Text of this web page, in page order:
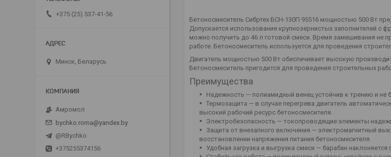
Бетоносмеситель Сибртех БСН-130П 95516 мощностью 500 Вт
Допускается использование крупнозернистых заполнителей с
можно получить до 46 л готовой смеси. Время замешивания не
работе. Бетоносмеситель используется для проведения
Двигатель мощностью 500 Вт обеспечивает высокую
Бетоносмеситель пригодится для проведения строительных
Преимущества
Надежность — полиамидный венец устойчив к трению и не
Термозащита — в случае перегрева двигатель
высокий рабочий ресурс бетоносмесителя.
Электробезопасность — токопроводящие элементы
Защита от внезапного включения — электромагнитный
восстановлении напряжения питания бетоносмесителя.
Удобная загрузка и выгрузка смеси — барабан
+375 (25) 537-41-56
Минск, Беларусь
Амромол
bychko.roma@yandex.by
@RBychko
+375255374156